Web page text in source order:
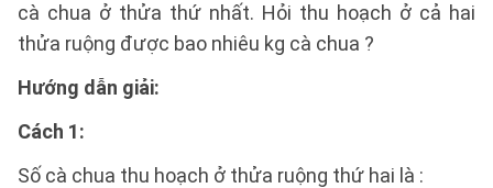
cà chua ở thửa thứ nhất. Hỏi thu hoạch ở cả hai
thửa ruộng được bao nhiêu kg cà chua ?
Hướng dẫn giải:
Cách 1:
Số cà chua thu hoạch ở thửa ruộng thứ hai là :